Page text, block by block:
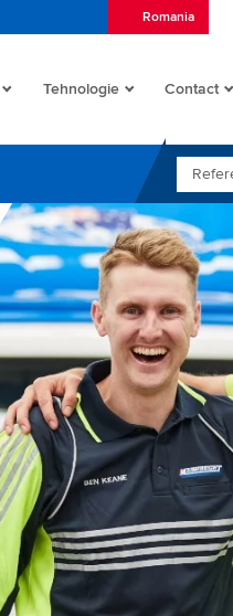
Romania
Tehnologie Contact